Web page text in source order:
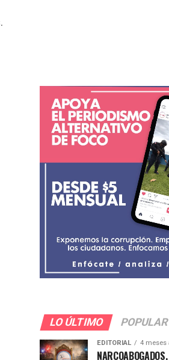
LO ÚLTIMO POPULAR
EDITORIAL 4 meses